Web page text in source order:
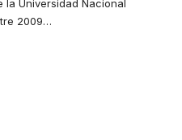
la Universidad Nacional
2009…